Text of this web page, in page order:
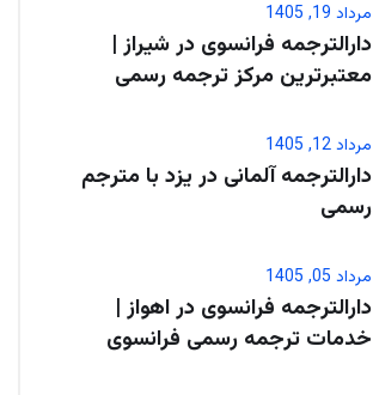
مرداد 19, 1405
دارالترجمه فرانسوی در شیراز |
معتبرترین مرکز ترجمه رسمی
مرداد 12, 1405
دارالترجمه آلمانی در یزد با مترجم
رسمی
مرداد 05, 1405
دارالترجمه فرانسوی در اهواز |
خدمات ترجمه رسمی فرانسوی